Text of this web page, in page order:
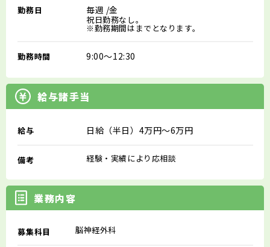
勤務日 毎週 /金
祝日勤務なし。
※勤務期間はまでとなります。
勤務時間 9:00～12:30
給与諸手当
給与 日給（半日）4万円～6万円
備考 経験・実績により応相談
業務内容
募集科目 脳神経外科